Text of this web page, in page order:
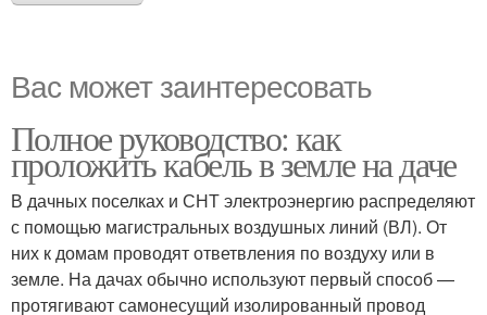
Вас может заинтересовать
Полное руководство: как
проложить кабель в земле на даче
В дачных поселках и СНТ электроэнергию распределяют
с помощью магистральных воздушных линий (ВЛ). От
них к домам проводят ответвления по воздуху или в
земле. На дачах обычно используют первый способ —
протягивают самонесущий изолированный провод